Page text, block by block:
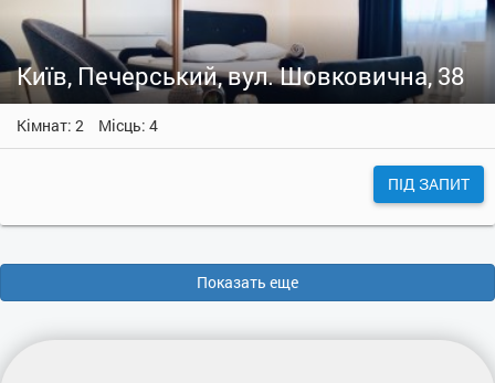
Київ, Печерський, вул. Шовковична, 38
Кімнат: 2 Місць: 4
ПІД ЗАПИТ
Показать еще